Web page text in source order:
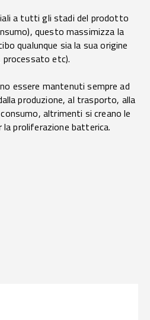
a tutti gli stadi del prodotto
questo massimizza la
qualunque sia la sua origine
processato etc).
essere mantenuti sempre ad
produzione, al trasporto, alla
altrimenti si creano le
la proliferazione batterica.